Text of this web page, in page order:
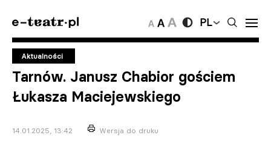
PL
Aktualności
Tarnów. Janusz Chabior gościem
Łukasza Maciejewskiego
14.01.2025, 13:42 Wersja do druku